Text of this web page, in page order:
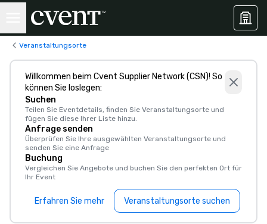
Veranstaltungsorte
Willkommen beim Cvent Supplier Network (CSN)! So
können Sie loslegen:
Suchen
Teilen Sie Eventdetails, finden Sie Veranstaltungsorte und
fügen Sie diese Ihrer Liste hinzu.
Anfrage senden
Überprüfen Sie Ihre ausgewählten Veranstaltungsorte und
senden Sie eine Anfrage
Buchung
Vergleichen Sie Angebote und buchen Sie den perfekten Ort für
Ihr Event
Erfahren Sie mehr Veranstaltungsorte suchen